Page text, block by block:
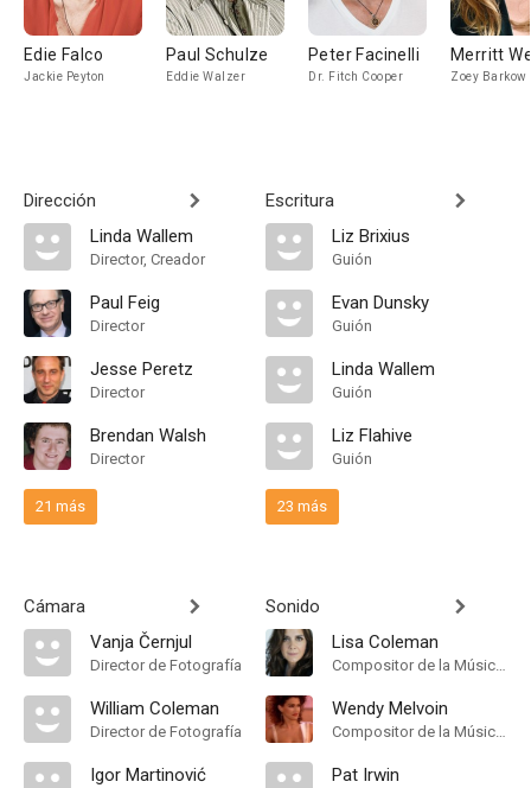
Edie Falco
Jackie Peyton
Paul Schulze
Eddie Walzer
Peter Facinelli
Dr. Fitch Cooper
Merritt
Zoey Barkow
Dirección
Linda Wallem
Director, Creador
Paul Feig
Director
Jesse Peretz
Director
Brendan Walsh
Director
21 más
Cámara
Vanja Černjul
Director de Fotografía
William Coleman
Director de Fotografía
Igor Martinović
Escritura
Liz Brixius
Guión
Evan Dunsky
Guión
Linda Wallem
Guión
Liz Flahive
Guión
23 más
Sonido
Lisa Coleman
Compositor de la Música Original
Wendy Melvoin
Compositor de la Música Original
Pat Irwin